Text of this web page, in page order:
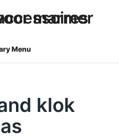
tafels en accessoires
Menu
klok